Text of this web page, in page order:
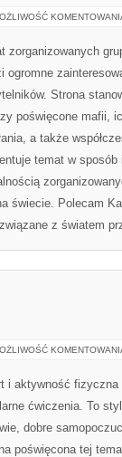
zorganizowanych
ogromne
Strona
poświęcone mafii,
a także
temat w
świecie. Polecam
z światem
i aktywność
ćwiczenia. To
dobre
poświęcona tej